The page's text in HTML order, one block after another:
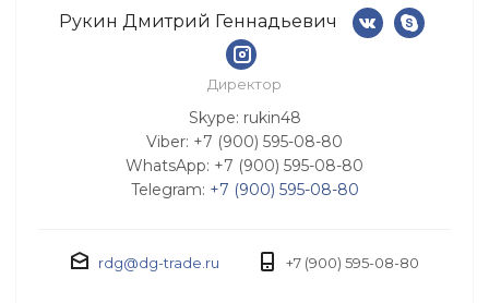
Рукин Дмитрий Геннадьевич
Директор
Skype: rukin48
Viber: +7 (900) 595-08-80
WhatsApp: +7 (900) 595-08-80
Telegram: +7 (900) 595-08-80
rdg@dg-trade.ru +7 (900) 595-08-80